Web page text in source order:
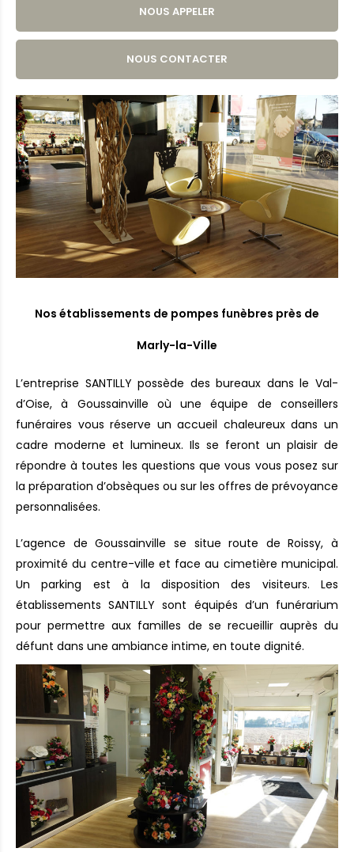
NOUS APPELER
NOUS CONTACTER
Nos établissements de pompes funèbres près de
Marly-la-Ville
L’entreprise SANTILLY possède des bureaux dans le Val-
d’Oise, à Goussainville où une équipe de conseillers
funéraires vous réserve un accueil chaleureux dans un
cadre moderne et lumineux. Ils se feront un plaisir de
répondre à toutes les questions que vous vous posez sur
la préparation d’obsèques ou sur les offres de prévoyance
personnalisées.
L’agence de Goussainville se situe route de Roissy, à
proximité du centre-ville et face au cimetière municipal.
Un parking est à la disposition des visiteurs. Les
établissements SANTILLY sont équipés d’un funérarium
pour permettre aux familles de se recueillir auprès du
défunt dans une ambiance intime, en toute dignité.